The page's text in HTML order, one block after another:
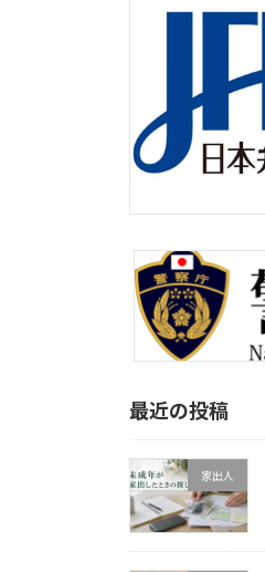
最近の投稿
家出人